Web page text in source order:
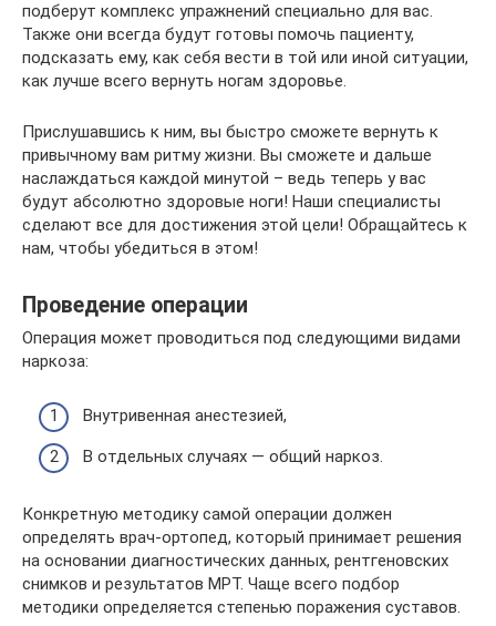
подберут комплекс упражнений специально для вас.
Также они всегда будут готовы помочь пациенту,
подсказать ему, как себя вести в той или иной ситуации,
как лучше всего вернуть ногам здоровье.
Прислушавшись к ним, вы быстро сможете вернуть к
привычному вам ритму жизни. Вы сможете и дальше
наслаждаться каждой минутой – ведь теперь у вас
будут абсолютно здоровые ноги! Наши специалисты
сделают все для достижения этой цели! Обращайтесь к
нам, чтобы убедиться в этом!
Проведение операции
Операция может проводиться под следующими видами
наркоза:
Внутривенная анестезией,
В отдельных случаях — общий наркоз.
Конкретную методику самой операции должен
определять врач-ортопед, который принимает решения
на основании диагностических данных, рентгеновских
снимков и результатов МРТ. Чаще всего подбор
методики определяется степенью поражения суставов.